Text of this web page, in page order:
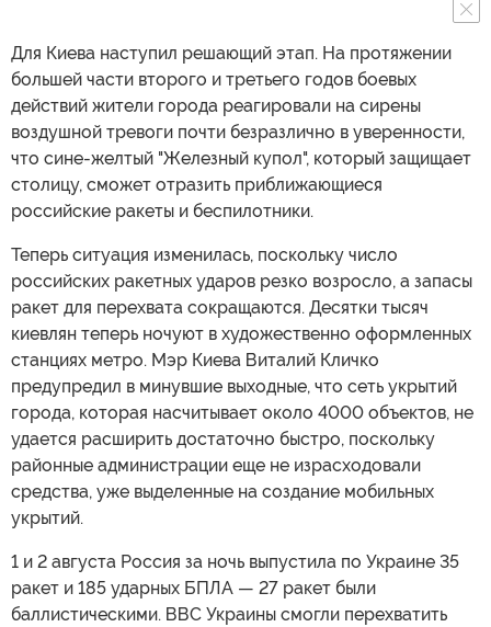
Для Киева наступил решающий этап. На протяжении
большей части второго и третьего годов боевых
действий жители города реагировали на сирены
воздушной тревоги почти безразлично в уверенности,
что сине-желтый "Железный купол", который защищает
столицу, сможет отразить приближающиеся
российские ракеты и беспилотники.
Теперь ситуация изменилась, поскольку число
российских ракетных ударов резко возросло, а запасы
ракет для перехвата сокращаются. Десятки тысяч
киевлян теперь ночуют в художественно оформленных
станциях метро. Мэр Киева Виталий Кличко
предупредил в минувшие выходные, что сеть укрытий
города, которая насчитывает около 4000 объектов, не
удается расширить достаточно быстро, поскольку
районные администрации еще не израсходовали
средства, уже выделенные на создание мобильных
укрытий.
1 и 2 августа Россия за ночь выпустила по Украине 35
ракет и 185 ударных БПЛА — 27 ракет были
баллистическими. ВВС Украины смогли перехватить